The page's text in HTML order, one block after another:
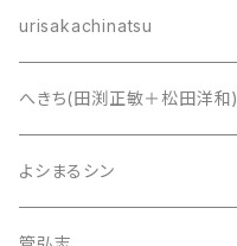
urisakachinatsu
へきち(田渕正敏＋松田洋和)
よシまるシン